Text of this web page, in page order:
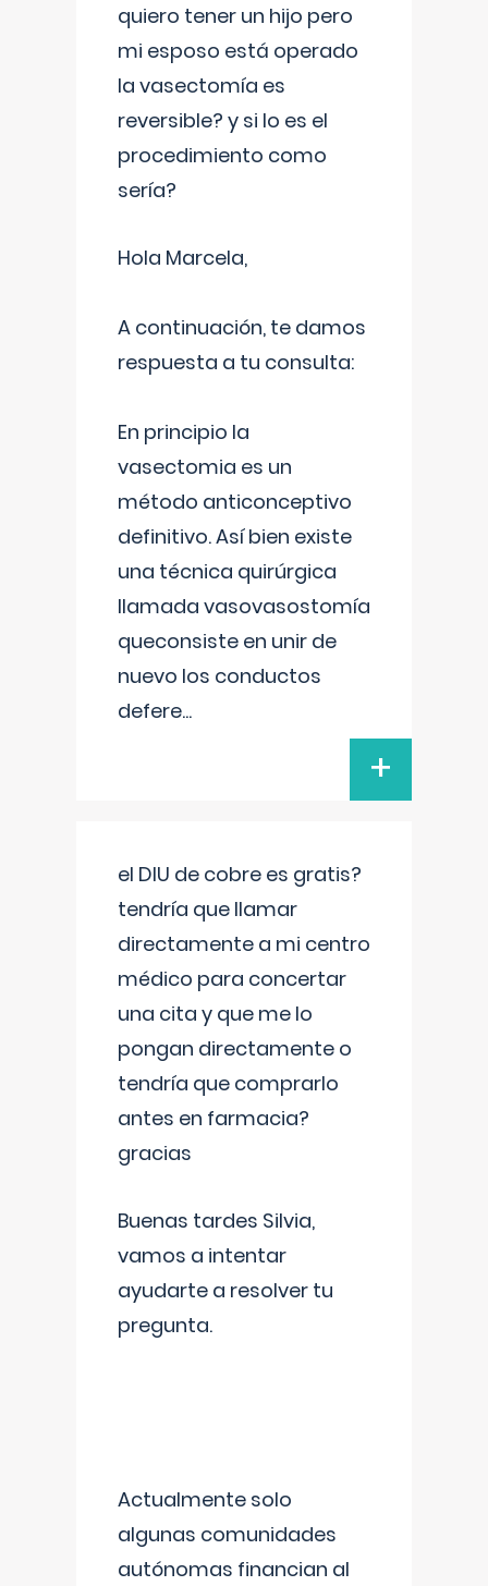
quiero tener un hijo pero
mi esposo está operado
la vasectomía es
reversible? y si lo es el
procedimiento como
sería?
Hola Marcela,
A continuación, te damos
respuesta a tu consulta:
En principio la
vasectomia es un
método anticonceptivo
definitivo. Así bien existe
una técnica quirúrgica
llamada vasovasostomía
queconsiste en unir de
nuevo los conductos
defere...
+
el DIU de cobre es gratis?
tendría que llamar
directamente a mi centro
médico para concertar
una cita y que me lo
pongan directamente o
tendría que comprarlo
antes en farmacia?
gracias
Buenas tardes Silvia,
vamos a intentar
ayudarte a resolver tu
pregunta.
Actualmente solo
algunas comunidades
autónomas financian al